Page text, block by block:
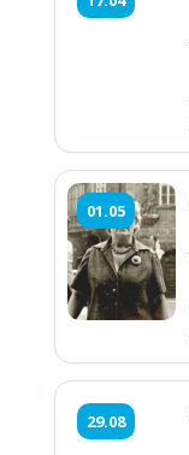
01.05
29.08